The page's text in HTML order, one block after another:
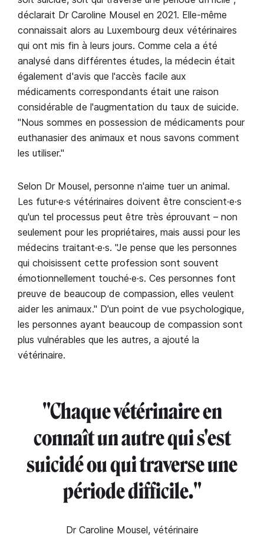
déclarait Dr Caroline Mousel en 2021. Elle-même
connaissait alors au Luxembourg deux vétérinaires
qui ont mis fin à leurs jours. Comme cela a été
analysé dans différentes études, la médecin était
également d'avis que l'accès facile aux
médicaments correspondants était une raison
considérable de l'augmentation du taux de suicide.
"Nous sommes en possession de médicaments pour
euthanasier des animaux et nous savons comment
les utiliser."
Selon Dr Mousel, personne n'aime tuer un animal.
Les futur·e·s vétérinaires doivent être conscient·e·s
qu'un tel processus peut être très éprouvant – non
seulement pour les propriétaires, mais aussi pour les
médecins traitant·e·s. "Je pense que les personnes
qui choisissent cette profession sont souvent
émotionnellement touché·e·s. Ces personnes font
preuve de beaucoup de compassion, elles veulent
aider les animaux." D'un point de vue psychologique,
les personnes ayant beaucoup de compassion sont
plus vulnérables que les autres, a ajouté la
vétérinaire.
"Chaque vétérinaire en
connaît un autre qui s'est
suicidé ou qui traverse une
période difficile."
Dr Caroline Mousel, vétérinaire